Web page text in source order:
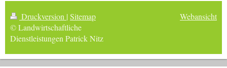
Druckversion | Sitemap
© Landwirtschaftliche
Dienstleistungen Patrick Nitz
Webansicht